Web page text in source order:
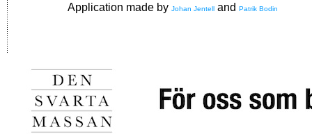
Application made by Johan Jentell and Patrik Bodin